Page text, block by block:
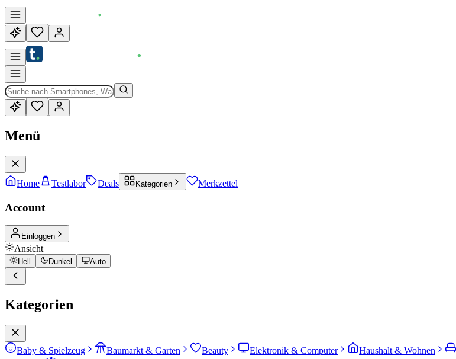
Menü
Home Testlabor Deals Kategorien Merkzettel
Account
Einloggen
Ansicht
Hell Dunkel Auto
Kategorien
Baby & Spielzeug Baumarkt & Garten Beauty Elektronik & Computer Haushalt & Wohnen